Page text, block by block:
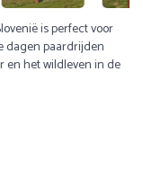
is perfect voor
dagen paardrijden
en het wildleven in de